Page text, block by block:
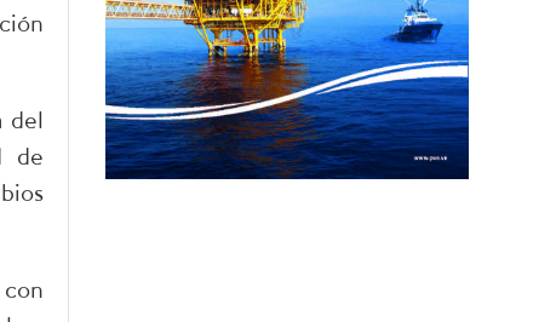
del
de